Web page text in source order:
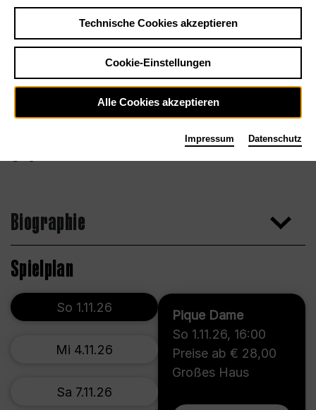
Biographie
Spielplan
Pique Dame
So 1.11.26, 16:00
Preise ab € 28,00
Großes Haus
So 1.11.26
Mi 4.11.26
Sa 7.11.26
Technische Cookies akzeptieren
Cookie-Einstellungen
Alle Cookies akzeptieren
Impressum Datenschutz